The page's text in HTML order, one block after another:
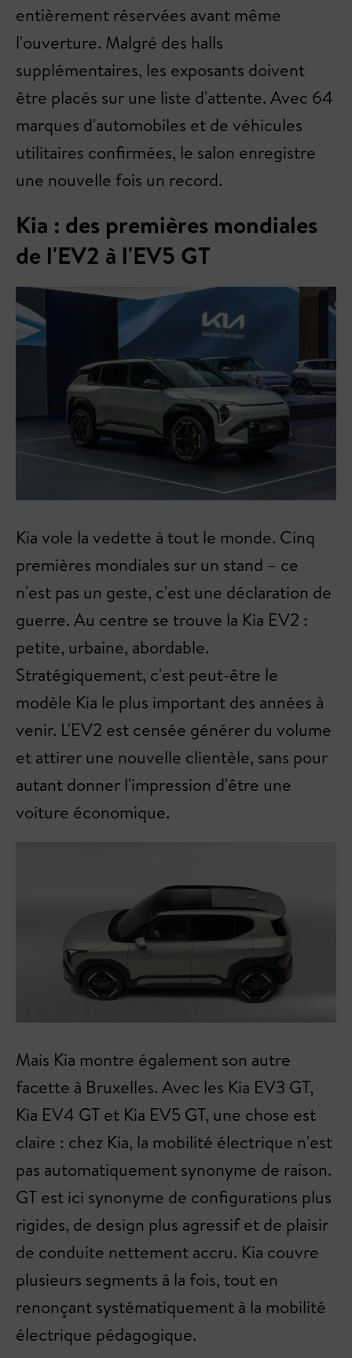
entièrement réservées avant même
l'ouverture. Malgré des halls
supplémentaires, les exposants doivent
être placés sur une liste d'attente. Avec 64
marques d'automobiles et de véhicules
utilitaires confirmées, le salon enregistre
une nouvelle fois un record.
Kia : des premières mondiales
de l'EV2 à l'EV5 GT
Kia vole la vedette à tout le monde. Cinq
premières mondiales sur un stand – ce
n'est pas un geste, c'est une déclaration de
guerre. Au centre se trouve la Kia EV2 :
petite, urbaine, abordable.
Stratégiquement, c'est peut-être le
modèle Kia le plus important des années à
venir. L'EV2 est censée générer du volume
et attirer une nouvelle clientèle, sans pour
autant donner l'impression d'être une
voiture économique.
Mais Kia montre également son autre
facette à Bruxelles. Avec les Kia EV3 GT,
Kia EV4 GT et Kia EV5 GT, une chose est
claire : chez Kia, la mobilité électrique n'est
pas automatiquement synonyme de raison.
GT est ici synonyme de configurations plus
rigides, de design plus agressif et de plaisir
de conduite nettement accru. Kia couvre
plusieurs segments à la fois, tout en
renonçant systématiquement à la mobilité
électrique pédagogique.